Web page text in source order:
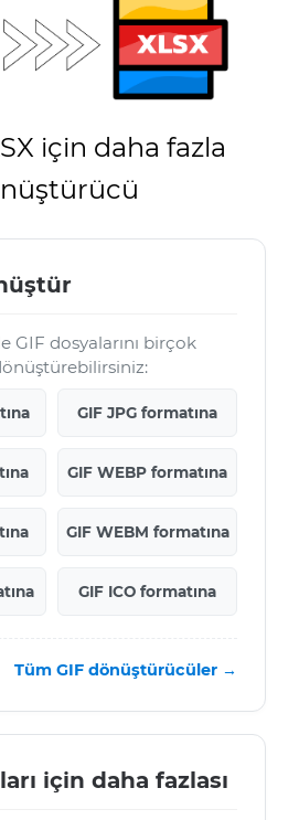
için daha fazla
GIF dosyalarını birçok
GIF JPG formatına
GIF WEBP formatına
GIF WEBM formatına
GIF ICO formatına
Tüm GIF dönüştürücüler →
için daha fazlası